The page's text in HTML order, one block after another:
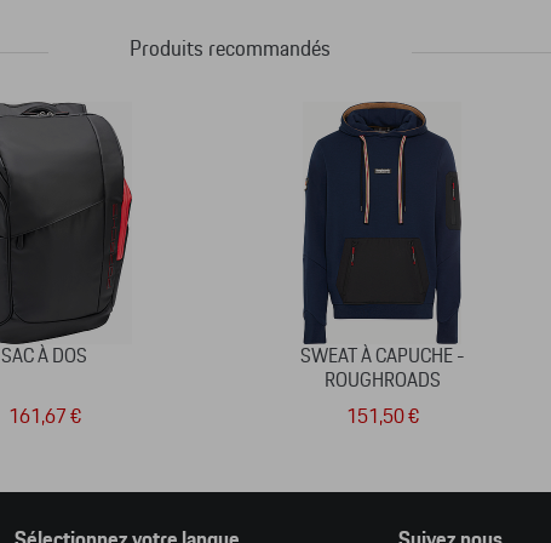
Produits recommandés
SAC À DOS
161,67 €
SWEAT À CAPUCHE -
ROUGHROADS
151,50 €